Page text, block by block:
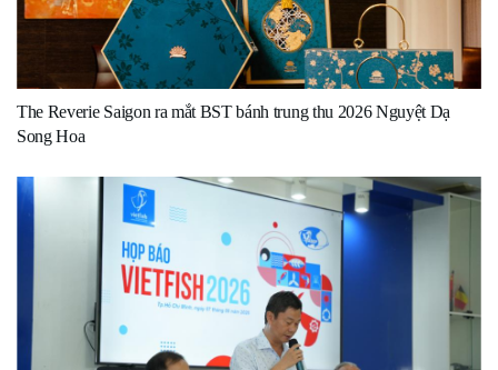
The Reverie Saigon ra mắt BST bánh trung thu 2026 Nguyệt Dạ
Song Hoa